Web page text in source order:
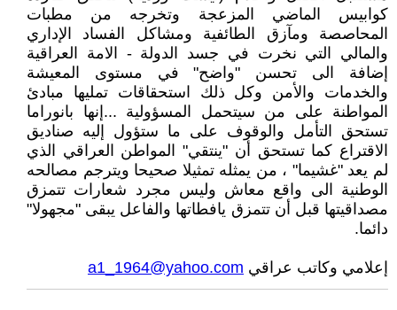
كوابيس الماضي المزعجة وتخرجه من مطبات
المحاصصة ومآزق الطائفية ومشاكل الفساد الإداري
والمالي التي نخرت في جسد الدولة - الامة العراقية
إضافة الى تحسن "واضح" في مستوى المعيشة
والخدمات والأمن وكل ذلك استحقاقات تمليها مبادئ
المواطنة على من سيتحمل المسؤولية ...إنها بانوراما
تستحق التأمل والوقوف على ما ستؤول إليه صناديق
الاقتراع كما تستحق أن "ينتقي" المواطن العراقي الذي
لم يعد "غشيما" ، من يمثله تمثيلا صحيحا ويترجم مصالحه
الوطنية الى واقع معاش وليس مجرد شعارات تتمزق
مصداقيتها قبل أن تتمزق يافطاتها والفاعل يبقى "مجهولا"
دائما.
إعلامي وكاتب عراقي a1_1964@yahoo.com